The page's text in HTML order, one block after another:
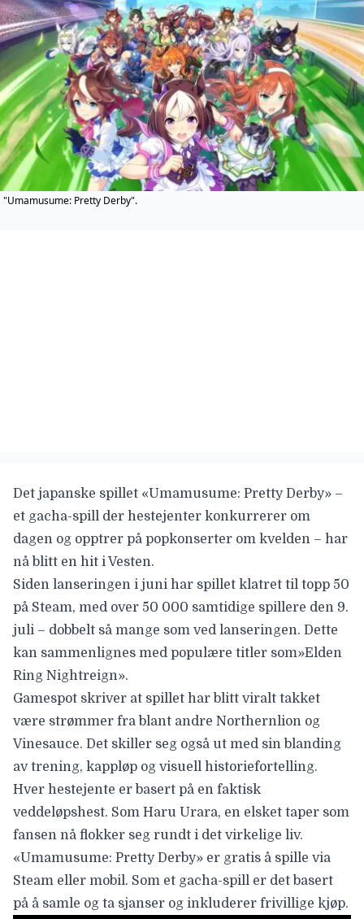
"Umamusume: Pretty Derby".
Det japanske spillet «Umamusume: Pretty Derby» –
et gacha-spill der hestejenter konkurrerer om
dagen og opptrer på popkonserter om kvelden – har
nå blitt en hit i Vesten.
Siden lanseringen i juni har spillet klatret til topp 50
på Steam, med over 50 000 samtidige spillere den 9.
juli – dobbelt så mange som ved lanseringen. Dette
kan sammenlignes med populære titler som»Elden
Ring Nightreign».
Gamespot skriver at spillet har blitt viralt takket
være strømmer fra blant andre Northernlion og
Vinesauce. Det skiller seg også ut med sin blanding
av trening, kappløp og visuell historiefortelling.
Hver hestejente er basert på en faktisk
veddeløpshest. Som Haru Urara, en elsket taper som
fansen nå flokker seg rundt i det virkelige liv.
«Umamusume: Pretty Derby» er gratis å spille via
Steam eller mobil. Som et gacha-spill er det basert
på å samle og ta sjanser og inkluderer frivillige kjøp.